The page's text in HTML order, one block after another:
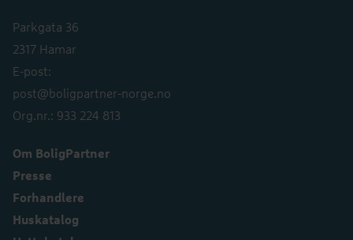
Parkgata 36
2317 Hamar
E-post:
post@boligpartner-norge.no
Org.nr.: 933 224 813
Om BoligPartner
Presse
Forhandlere
Huskatalog